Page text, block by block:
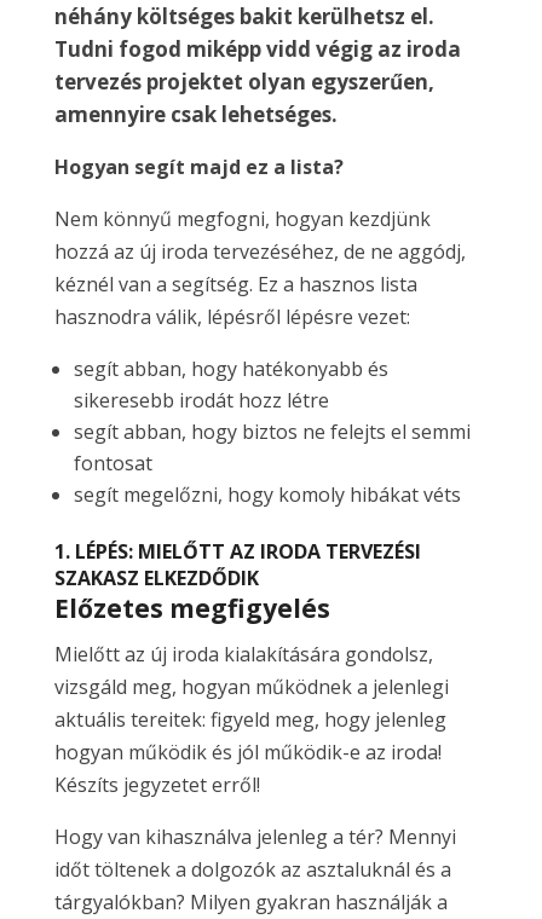
néhány költséges bakit kerülhetsz el.
Tudni fogod miképp vidd végig az iroda
tervezés projektet olyan egyszerűen,
amennyire csak lehetséges.
Hogyan segít majd ez a lista?
Nem könnyű megfogni, hogyan kezdjünk
hozzá az új iroda tervezéséhez, de ne aggódj,
kéznél van a segítség. Ez a hasznos lista
hasznodra válik, lépésről lépésre vezet:
segít abban, hogy hatékonyabb és
sikeresebb irodát hozz létre
segít abban, hogy biztos ne felejts el semmi
fontosat
segít megelőzni, hogy komoly hibákat véts
1. LÉPÉS: MIELŐTT AZ IRODA TERVEZÉSI
SZAKASZ ELKEZDŐDIK
Előzetes megfigyelés
Mielőtt az új iroda kialakítására gondolsz,
vizsgáld meg, hogyan működnek a jelenlegi
aktuális tereitek: figyeld meg, hogy jelenleg
hogyan működik és jól működik-e az iroda!
Készíts jegyzetet erről!
Hogy van kihasználva jelenleg a tér? Mennyi
időt töltenek a dolgozók az asztaluknál és a
tárgyalókban? Milyen gyakran használják a